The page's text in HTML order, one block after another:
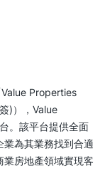
Properties
)），Value
。該平台提供全面
業為其業務找到合適
業房地產領域實現客